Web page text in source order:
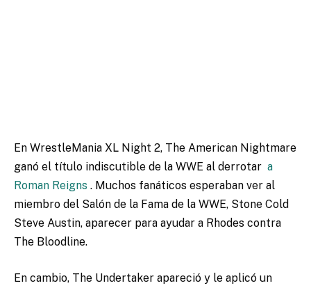
En WrestleMania XL Night 2, The American Nightmare
ganó el título indiscutible de la WWE al derrotar a
Roman Reigns . Muchos fanáticos esperaban ver al
miembro del Salón de la Fama de la WWE, Stone Cold
Steve Austin, aparecer para ayudar a Rhodes contra
The Bloodline.
En cambio, The Undertaker apareció y le aplicó un